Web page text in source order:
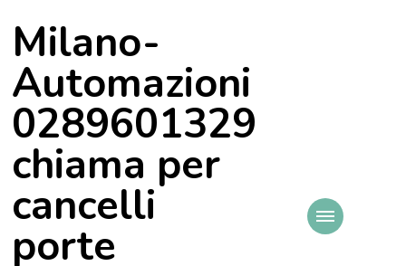
Milano-
Automazioni
0289601329
chiama per
cancelli
porte